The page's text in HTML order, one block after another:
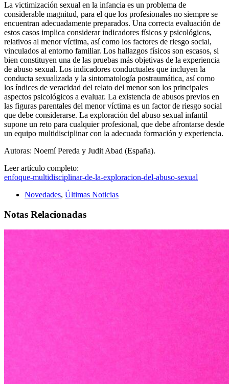
La victimización sexual en la infancia es un problema de
considerable magnitud, para el que los profesionales no siempre se
encuentran adecuadamente preparados. Una correcta evaluación de
estos casos implica considerar indicadores físicos y psicológicos,
relativos al menor víctima, así como los factores de riesgo social,
vinculados al entorno familiar. Los hallazgos físicos son escasos, si
bien constituyen una de las pruebas más objetivas de la experiencia
de abuso sexual. Los indicadores conductuales que incluyen la
conducta sexualizada y la sintomatología postraumática, así como
los índices de veracidad del relato del menor son los principales
aspectos psicológicos a evaluar. La existencia de abusos previos en
las figuras parentales del menor víctima es un factor de riesgo social
que debe considerarse. La exploración del abuso sexual infantil
supone un reto para cualquier profesional, que debe afrontarse desde
un equipo multidisciplinar con la adecuada formación y experiencia.
Autoras: Noemí Pereda y Judit Abad (España).
Leer artículo completo:
enfoque-multidisciplinar-de-la-exploracion-del-abuso-sexual
Novedades, Últimas Noticias
Notas Relacionadas